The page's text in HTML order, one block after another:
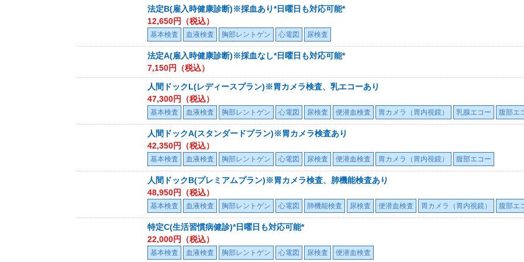
法定B(雇入時健康診断)※採血あり*日曜日も対応可能*
12,650円（税込）
基本検査 血液検査 胸部レントゲン 心電図 尿検査
法定A(雇入時健康診断)※採血なし*日曜日も対応可能*
7,150円（税込）
人間ドックL(レディースプラン)※胃カメラ検査、乳エコーあり
47,300円（税込）
基本検査 血液検査 胸部レントゲン 心電図 尿検査 便潜血検査 胃カメラ（胃内視鏡） 乳腺エコー 腹部エ
人間ドックA(スタンダードプラン)※胃カメラ検査あり
42,350円（税込）
基本検査 血液検査 胸部レントゲン 心電図 尿検査 便潜血検査 胃カメラ（胃内視鏡） 腹部エコー
人間ドックB(プレミアムプラン)※胃カメラ検査、肺機能検査あり
48,950円（税込）
基本検査 血液検査 胸部レントゲン 心電図 肺機能検査 尿検査 便潜血検査 胃カメラ（胃内視鏡） 腹部エ
特定C(生活習慣病健診)*日曜日も対応可能*
22,000円（税込）
基本検査 血液検査 胸部レントゲン 心電図 尿検査 便潜血検査